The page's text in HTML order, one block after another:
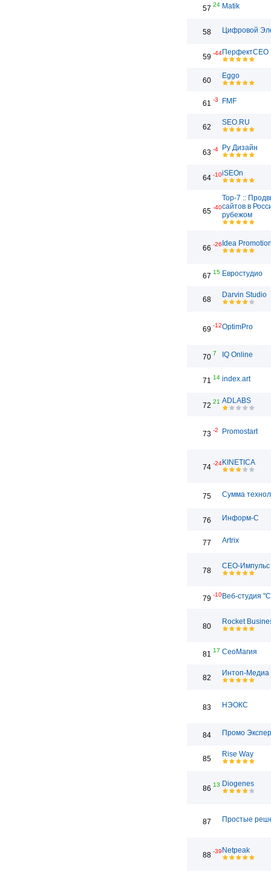
57 24 Matik
58 Цифровой
59 -44ПерфектСЕО
60
Eggo
61 -3 FMF
62
SEO.RU
63 -4 Ру Дизайн
64 -10iSEOn
65 -40
Top-7 ::
сайтов в
рубежом
66 -26 Idea
67 15 Евростудио
68
Darvin Studio
69 -12OptimPro
70 7 IQ Online
71 14 index.art
72 21 ADLABS
73 -2 Promostart
74 -24KINETICA
75 Сумма
76 Информ-С
77 Artrix
78
СЕО-Импульс
79 -10Веб-студия
80
Rocket
81 17 СеоМагия
82
Интоп-Медиа
83 НЭОКС
84 Промо
85
Rise Way
86 13 Diogenes
87 Простые
88 -39 Netpeak